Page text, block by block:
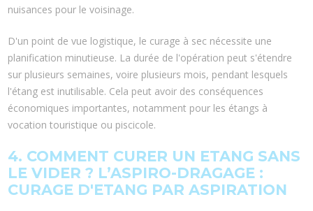
nuisances pour le voisinage.
D'un point de vue logistique, le curage à sec nécessite une
planification minutieuse. La durée de l'opération peut s'étendre
sur plusieurs semaines, voire plusieurs mois, pendant lesquels
l'étang est inutilisable. Cela peut avoir des conséquences
économiques importantes, notamment pour les étangs à
vocation touristique ou piscicole.
4. COMMENT CURER UN ETANG SANS
LE VIDER ? L’ASPIRO-DRAGAGE :
CURAGE D'ETANG PAR ASPIRATION